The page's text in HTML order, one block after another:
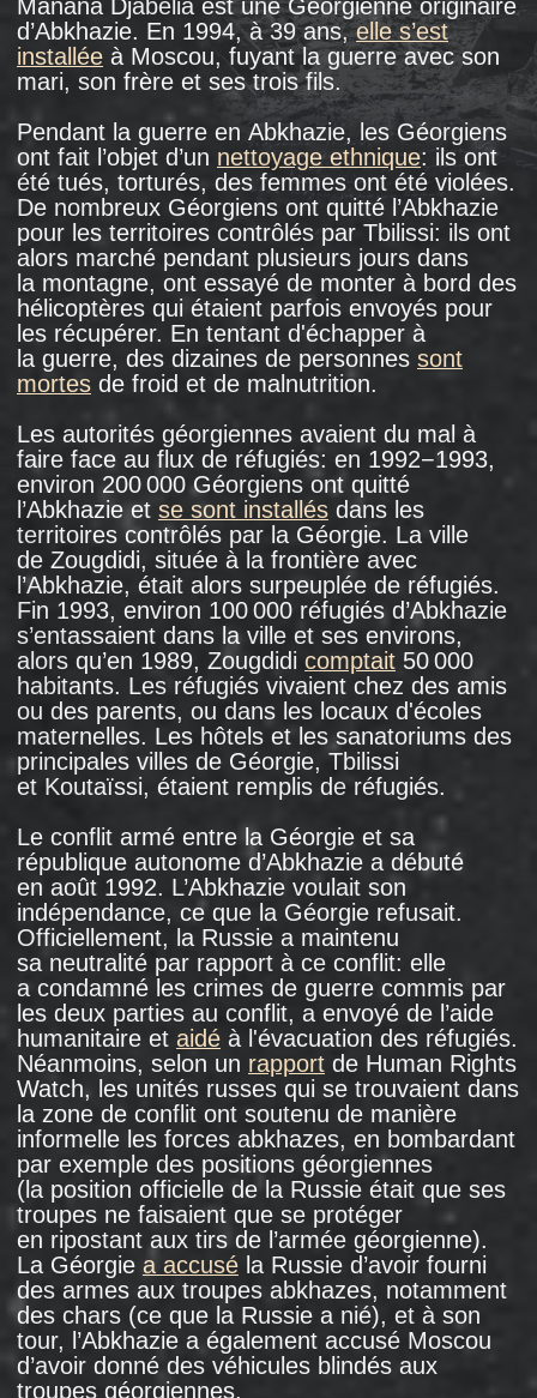
ou des parents, ou dans les locaux d'écoles
maternelles. Les hôtels et les sanatoriums des
principales villes de Géorgie, Tbilissi
et Koutaïssi, étaient remplis de réfugiés.
Le conflit armé entre la Géorgie et sa
république autonome d’Abkhazie a débuté
en août 1992. L’Abkhazie voulait son
indépendance, ce que la Géorgie refusait.
Officiellement, la Russie a maintenu
sa neutralité par rapport à ce conflit: elle
a condamné les crimes de guerre commis par
les deux parties au conflit, a envoyé de l’aide
humanitaire etaidé à l'évacuation des réfugiés.
Néanmoins, selon un rapportde Human Rights
Watch, les unités russes qui se trouvaient dans
la zone de conflit ont soutenu de manière
informelle les forces abkhazes, en bombardant
par exemple des positions géorgiennes
(la position officielle de la Russie était que ses
troupes ne faisaient que se protéger
en ripostant aux tirs de l’armée géorgienne).
des armes aux troupes abkhazes, notamment
des chars (ce que la Russie a nié), et à son
tour, l’Abkhazie a également accusé Moscou
d’avoir donné des véhicules blindés aux
troupes géorgiennes.
Mais parmi ceux qui ont quitté l’Abkhazie
pendant la guerre, tous ne sont pas restés sur
le territoire géorgien. Certains ont fui vers
la Russie.
Selonle consulat géorgien à Moscou, sur les
250 000 Géorgiens qui ont quitté l’Abkhazie
en 1992−1993, environ 50 000 personnes
se sont installées en Russie. À l'époque,
seulement deux ans après l’effondrement de
l’URSS, la Russie n'était pas perçue comme un
État étranger, ainsi que l’ont écritdes
défenseurs des droits humains de
l’organisation Comité d’assistance civique: "
De nombreux réfugiés se sont d’abord rendus
substantielle ou n’ayant pas trouvé
de logement ou de moyens de subsistance,
beaucoup sont partis en Russie, le plus
souvent à Moscou, qu’ils considéraient encore
comme leur capitale, le centre politique et
économique où les décisions étaient prises et
où il était plus facile de survivre ".
La famille de Manana Djabelia s’est installée à
Moscou. Manana vendaitdes fruits et des
légumes au marché. Son fils Niko a étudié
le droit dans une université moscovite. Le mari
de Manana, Chakhi Kvaratskhelia, d’origine
abkhaze, déclarait se considérer comme
un Moscovite.
La famille de Manana Djabelia a vécu à
Moscou pendant 13 ans. Manana avait
un passeport géorgien, mais elle vivait
en Russie en toute légalité: ellerenouvelait
régulièrement son visa. Le 4 octobre 2006, un
événement inattendu s’est produit: Manana a
été arrêtée par la police. Elle n’avait pas son
passeport géorgien sur elle, car la veille, elle
l’avait déposé au consulat pour
un renouvellement.
Bien que Manana ait disposé d’une attestation
délivrée par le consulat de Géorgie indiquant
qu’elle était une personne déplacée, la police
l’a tout de même emmenée au poste où elle
a passé la nuit.